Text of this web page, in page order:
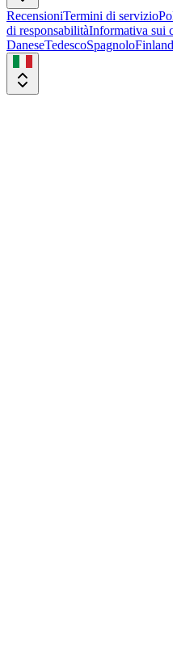
RecensioniTermini di servizio
di responsabilitàInformativa sui
DaneseTedescoSpagnolo